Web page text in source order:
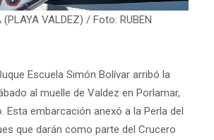
(PLAYA VALDEZ) / Foto: RUBEN
Escuela Simón Bolívar arribó la
al muelle de Valdez en Porlamar,
Esta embarcación anexó a la Perla del
que darán como parte del Crucero